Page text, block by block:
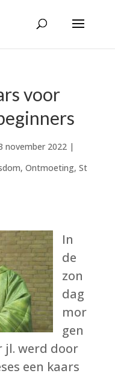
voor
november 2022|
, Ontmoeting, St
In
de
zon
dag
mor
gen
jl. werd door
een kaars